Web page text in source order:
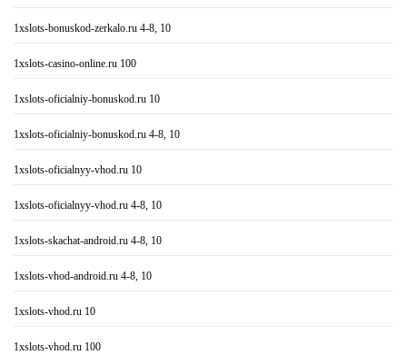
1xslots-bonuskod-zerkalo.ru 4-8, 10
1xslots-casino-online.ru 100
1xslots-oficialniy-bonuskod.ru 10
1xslots-oficialniy-bonuskod.ru 4-8, 10
1xslots-oficialnyy-vhod.ru 10
1xslots-oficialnyy-vhod.ru 4-8, 10
1xslots-skachat-android.ru 4-8, 10
1xslots-vhod-android.ru 4-8, 10
1xslots-vhod.ru 10
1xslots-vhod.ru 100